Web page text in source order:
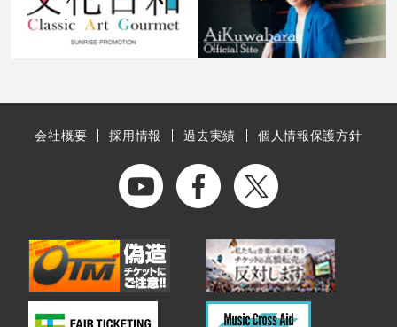
会社概要 採用情報 過去実績 個人情報保護方針